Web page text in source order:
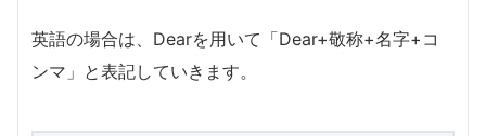
英語の場合は、Dearを用いて「Dear+敬称+名字+コ
ンマ」と表記していきます。